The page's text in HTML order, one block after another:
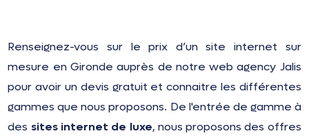
Renseignez-vous sur le prix d’un site internet sur
mesure en Gironde auprès de notre web agency Jalis
pour avoir un devis gratuit et connaitre les différentes
gammes que nous proposons. De l'entrée de gamme à
des sites internet de luxe, nous proposons des offres